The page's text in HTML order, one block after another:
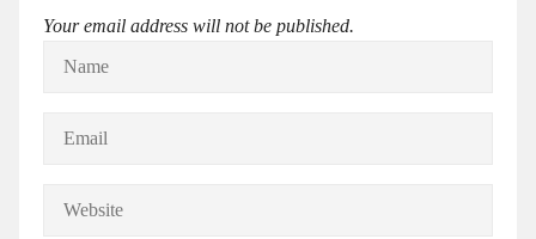
Your email address will not be published.